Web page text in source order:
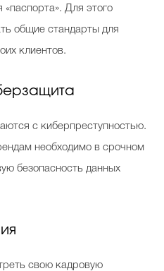
«паспорта». Для этого
общие стандарты для
клиентов.
с киберпреступностью.
необходимо в срочном
безопасность данных
свою кадровую